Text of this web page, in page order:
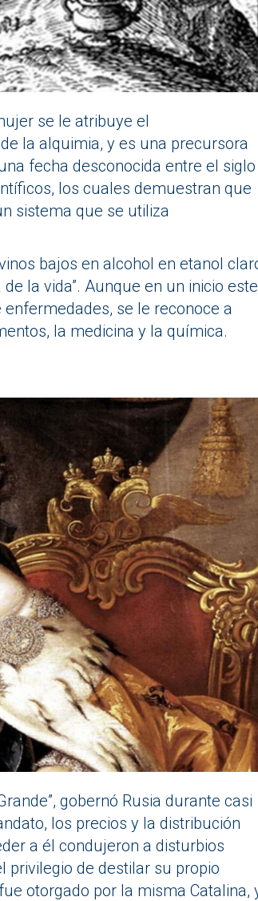
se le atribuye el
la alquimia, y es una precursora
fecha desconocida entre el siglo
los cuales demuestran que
sistema que se utiliza
bajos en alcohol en etanol
la vida”. Aunque en un inicio este
se le reconoce a
la medicina y la química.
gobernó Rusia durante casi
los precios y la distribución
a él condujeron a disturbios
privilegio de destilar su propio
otorgado por la misma Catalina,